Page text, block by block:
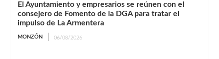
El Ayuntamiento y empresarios se reúnen con el
consejero de Fomento de la DGA para tratar el
impulso de La Armentera
MONZÓN 06/08/2026